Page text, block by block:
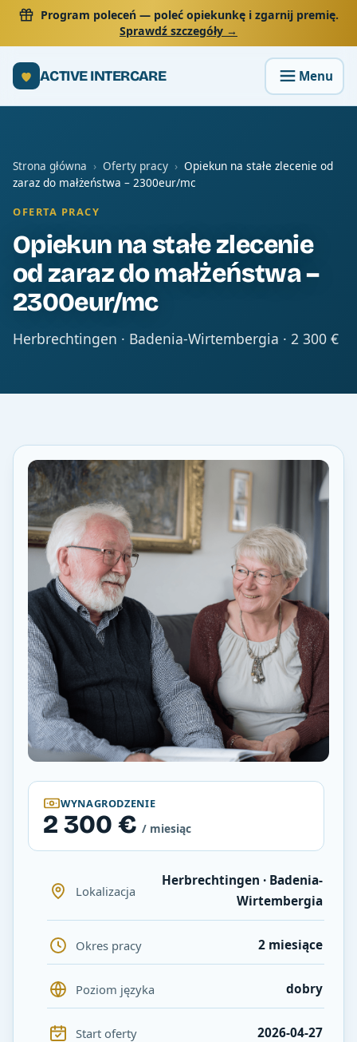
Program poleceń— poleć opiekunkę i zgarnij premię.
Sprawdź szczegóły →
ACTIVE INTERCARE
Strona główna › Oferty pracy › Opiekun na stałe zlecenie od
zaraz do małżeństwa – 2300eur/mc
OFERTA PRACY
Opiekun na stałe zlecenie
od zaraz do małżeństwa –
2300eur/mc
Herbrechtingen · Badenia-Wirtembergia · 2 300 €
WYNAGRODZENIE
2 300 € / miesiąc
Lokalizacja
Herbrechtingen · Badenia-
Wirtembergia
Okres pracy 2 miesiące
Poziom języka dobry
Start oferty 2026-04-27